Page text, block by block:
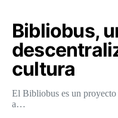
Bibliobus,
cultura
El Bibliobus es un proyecto
a…